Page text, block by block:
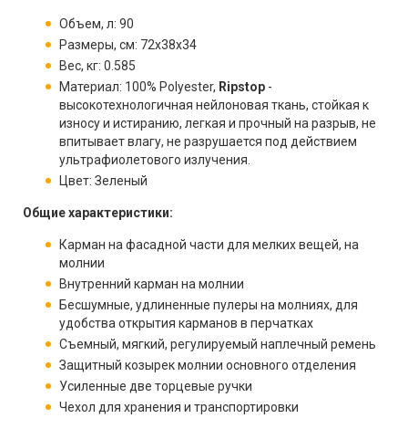
Объем, л: 90
Размеры, см: 72х38х34
Вес, кг: 0.585
Материал: 100% Polyester, Ripstop -
высокотехнологичная нейлоновая ткань, стойкая к
износу и истиранию, легкая и прочный на разрыв, не
впитывает влагу, не разрушается под действием
ультрафиолетового излучения.
Цвет: Зеленый
Общие характеристики:
Карман на фасадной части для мелких вещей, на
молнии
Внутренний карман на молнии
Бесшумные, удлиненные пулеры на молниях, для
удобства открытия карманов в перчатках
Съемный, мягкий, регулируемый наплечный ремень
Защитный козырек молнии основного отделения
Усиленные две торцевые ручки
Чехол для хранения и транспортировки